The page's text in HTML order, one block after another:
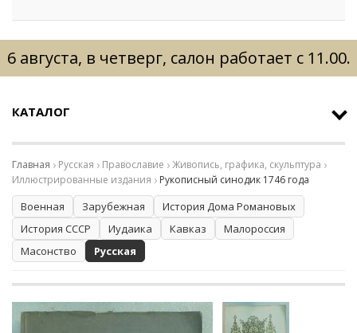
6 августа, в четверг, салон работает с 11.00.
КАТАЛОГ
Главная Русская Православие
Живопись, графика, скульптура
Иллюстрированные издания
Рукописный синодик 1746 года
Военная Зарубежная
История Дома Романовых
История СССР
Иудаика Кавказ
Малороссия
Масонство
Русская